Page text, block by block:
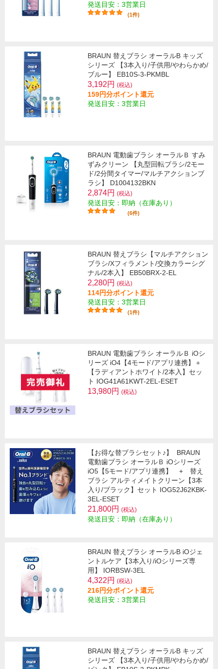
発送目安：3営業日
(1件)
BRAUN 替えブラシ オーラルB キッズ
シリーズ 【3本入り/子供用/やわらかめ/
ブルー】 EB10S-3-PKMBL
3,192円 (税込)
159円分ポイント還元
発送目安：3営業日
BRAUN 電動歯ブラシ オーラルＢ すみ
ずみクリーン 【丸型回転ブラシ/2モー
ド/2分間タイマー/マルチアクションブ
ラシ】 D1004132BKN
2,874円 (税込)
発送目安：即納（在庫あり）
(6件)
BRAUN 替えブラシ【マルチアクション
ブラシ/Xフィラメント/交換カラーシグ
ナル/2本入】 EB50BRX-2-EL
2,280円 (税込)
114円分ポイント還元
発送目安：3営業日
(1件)
BRAUN 電動歯ブラシ オーラルＢ iOシ
リーズ iO4【4モード/アプリ連携】＋
【ラディアントホワイト/2本入】セッ
ト IOG41A61KWT-2EL-ESET
13,980円 (税込)
【お得な替ブラシセット♪】
BRAUN
電動歯ブラシ オーラルＢ iOシリーズ
iO5【5モード/アプリ連携】 + 替え
ブラシ アルティメイトクリーン【3本
入り/ブラック】セット IOG52J62KBK-
3EL-ESET
21,800円 (税込)
発送目安：即納（在庫あり）
BRAUN 替えブラシ オーラルB iOジェ
ントルケア【3本入り/iOシリーズ専
用】 IORBSW-3EL
4,322円 (税込)
216円分ポイント還元
発送目安：3営業日
BRAUN 替えブラシ オーラルB キッズ
シリーズ 【3本入り/子供用/やわらかめ/